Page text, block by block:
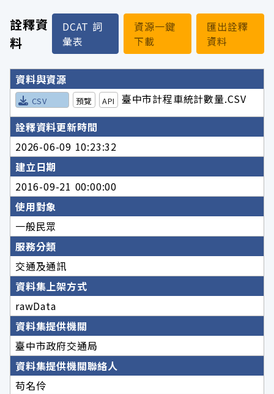
詮釋資
料
DCAT 詞
彙表
資源一鍵
下載
匯出詮釋
資料
詮釋資料詳細內容
資料與資源
CSV 預覽 API
臺中市計程車統計數量.CSV
詮釋資料更新時間
2026-06-09 10:23:32
建立日期
2016-09-21 00:00:00
使用對象
一般民眾
服務分類
交通及通訊
資料集上架方式
rawData
資料集提供機關
臺中市政府交通局
資料集提供機關聯絡人
苟名伶